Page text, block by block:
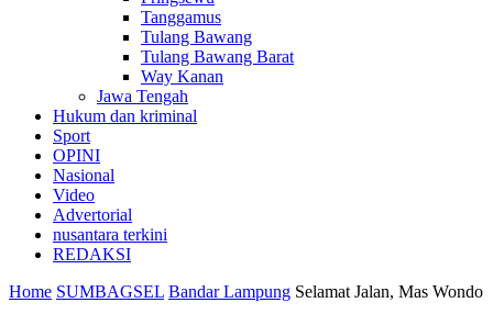
Tanggamus
Tulang Bawang
Tulang Bawang Barat
Way Kanan
Jawa Tengah
Hukum dan kriminal
Sport
OPINI
Nasional
Video
Advertorial
nusantara terkini
REDAKSI
Home SUMBAGSEL Bandar Lampung Selamat Jalan, Mas Wondo